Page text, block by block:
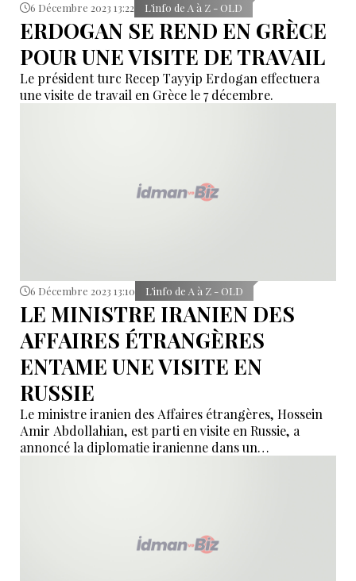
6 Décembre 2023 13:22 L’info de A à Z - OLD
ERDOGAN SE REND EN GRÈCE
POUR UNE VISITE DE TRAVAIL
Le président turc Recep Tayyip Erdogan effectuera
une visite de travail en Grèce le 7 décembre.
6 Décembre 2023 13:10 L’info de A à Z - OLD
LE MINISTRE IRANIEN DES
AFFAIRES ÉTRANGÈRES
ENTAME UNE VISITE EN
RUSSIE
Le ministre iranien des Affaires étrangères, Hossein
Amir Abdollahian, est parti en visite en Russie, a
annoncé la diplomatie iranienne dans un